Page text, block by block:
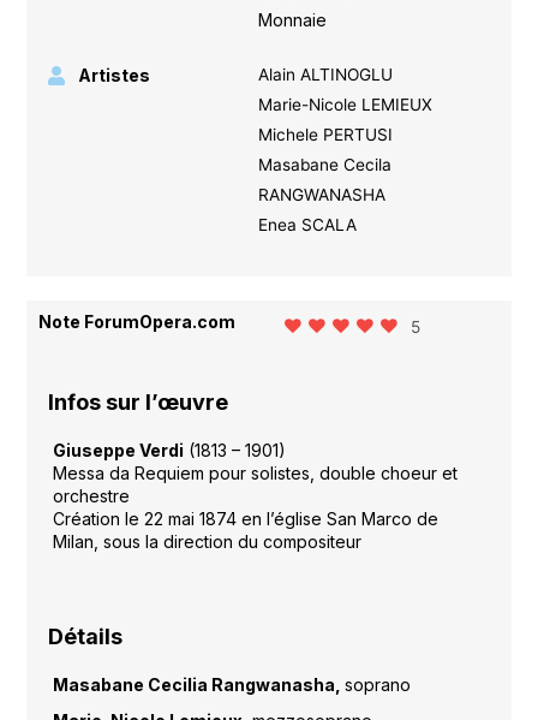
Monnaie
Artistes
Alain ALTINOGLU
Marie-Nicole LEMIEUX
Michele PERTUSI
Masabane Cecila
RANGWANASHA
Enea SCALA
Note ForumOpera.com 5
Infos sur l’œuvre
Giuseppe Verdi (1813 – 1901)
Messa da Requiem pour solistes, double choeur et
orchestre
Création le 22 mai 1874 en l’église San Marco de
Milan, sous la direction du compositeur
Détails
Masabane Cecilia Rangwanasha, soprano